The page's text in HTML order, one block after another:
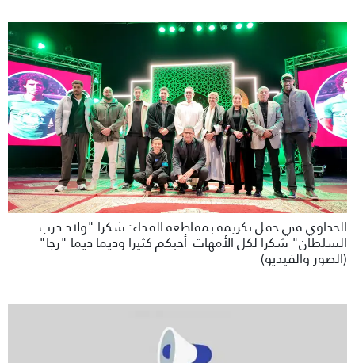
الحداوي في حفل تكريمه بمقاطعة الفداء: شكرا "ولاد درب
السلطان" شكرا لكل الأمهات أحبكم كثيرا وديما ديما "رجا"
(الصور والفيديو)